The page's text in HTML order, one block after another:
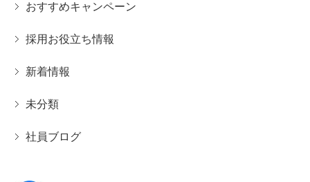
おすすめキャンペーン
採用お役立ち情報
新着情報
未分類
社員ブログ